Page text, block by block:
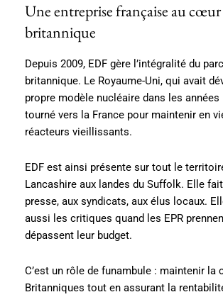
Une entreprise française au
britannique
Depuis 2009, EDF gère l’intégralité du
britannique. Le Royaume-Uni, qui avait
propre modèle nucléaire dans les années
tourné vers la France pour maintenir en
réacteurs vieillissants.
EDF est ainsi présente sur tout le
Lancashire aux landes du Suffolk. Elle
presse, aux syndicats, aux élus locaux.
aussi les critiques quand les EPR
dépassent leur budget.
C’est un rôle de funambule : maintenir la
Britanniques tout en assurant la